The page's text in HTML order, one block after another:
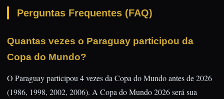
Perguntas Frequentes (FAQ)
Quantas vezes o Paraguay participou da
Copa do Mundo?
O Paraguay participou 4 vezes da Copa do Mundo antes de 2026
(1986, 1998, 2002, 2006). A Copa do Mundo 2026 será sua